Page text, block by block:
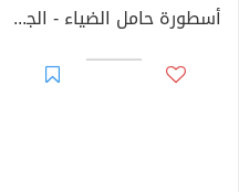
أسطورة حامل الضياء - الجزء الأول